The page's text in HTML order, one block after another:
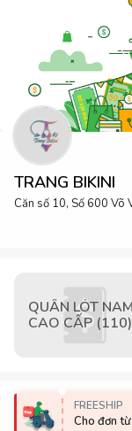
TRANG BIKINI
Căn số 10, Số 600 Võ
QUẦN LÓT NAM
CAO CẤP (110)
FREESHIP
Cho đơn